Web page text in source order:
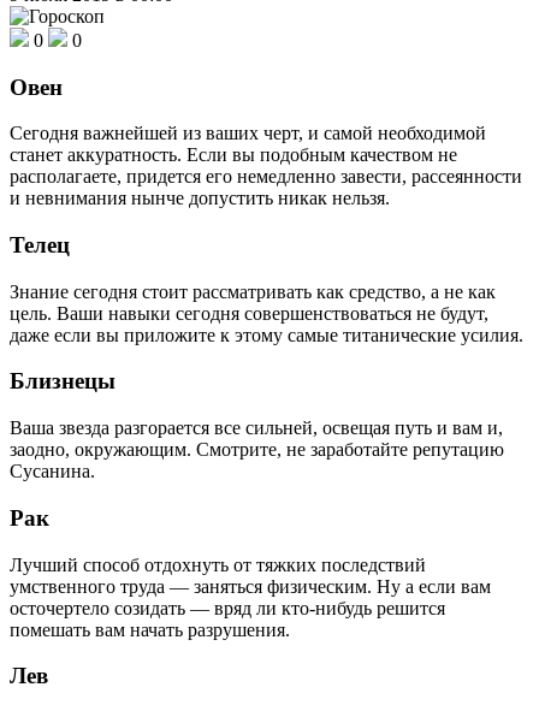
0 0
Овен
Сегодня важнейшей из ваших черт, и самой необходимой
станет аккуратность. Если вы подобным качеством не
располагаете, придется его немедленно завести, рассеянности
и невнимания нынче допустить никак нельзя.
Телец
Знание сегодня стоит рассматривать как средство, а не как
цель. Ваши навыки сегодня совершенствоваться не будут,
даже если вы приложите к этому самые титанические усилия.
Близнецы
Ваша звезда разгорается все сильней, освещая путь и вам и,
заодно, окружающим. Смотрите, не заработайте репутацию
Сусанина.
Рак
Лучший способ отдохнуть от тяжких последствий
умственного труда — заняться физическим. Ну а если вам
осточертело созидать — вряд ли кто-нибудь решится
помешать вам начать разрушения.
Лев